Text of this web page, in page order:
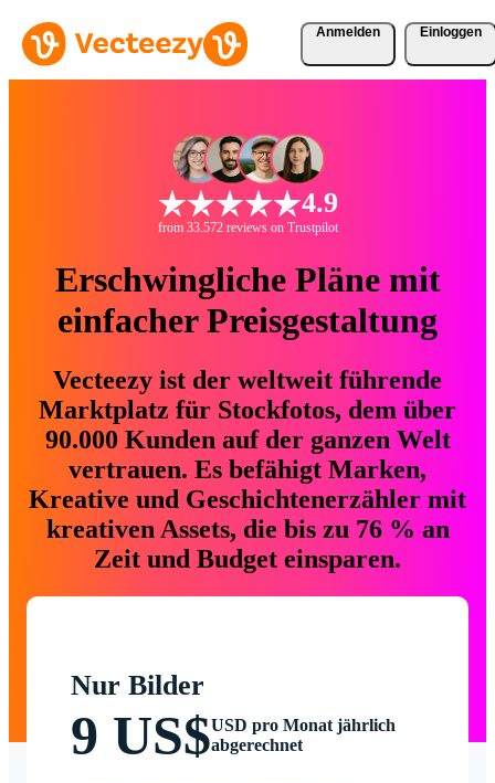
Anmelden Einloggen
4.9
from 33.572 reviews on Trustpilot
Erschwingliche Pläne mit
einfacher Preisgestaltung
Vecteezy ist der weltweit führende
Marktplatz für Stockfotos, dem über
90.000 Kunden auf der ganzen Welt
vertrauen. Es befähigt Marken,
Kreative und Geschichtenerzähler mit
kreativen Assets, die bis zu 76 % an
Zeit und Budget einsparen.
Nur Bilder
9 US$USD pro Monat jährlich
abgerechnet